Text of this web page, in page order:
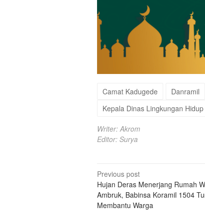
Camat Kadugede Danramil
Kepala Dinas Lingkungan Hidup
Writer: Akrom
Editor: Surya
Post
navigation
Previous post
Hujan Deras Menerjang Rumah
Ambruk, Babinsa Koramil 1504
Membantu Warga